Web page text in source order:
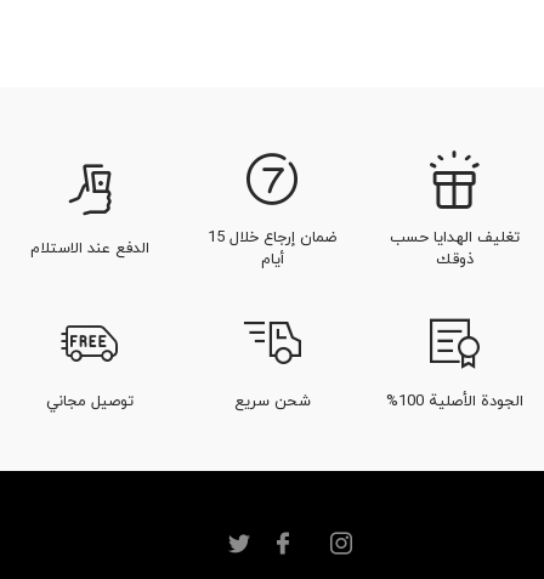
عطور الباتشولي الفاخرة أفضل العطور الخشبية عطر الجريب فروت
تغليف الهدايا حسب
ذوقك
ضمان إرجاع خلال 15
أيام
الدفع عند الاستلام
الجودة الأصلية 100% شحن سريع توصيل مجاني